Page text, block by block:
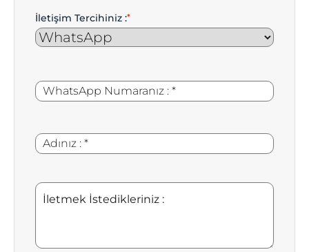
İletişim Tercihiniz :*
WhatsApp
Numaranız
*
Adınız
:
*
İletmek
İstedikleriniz